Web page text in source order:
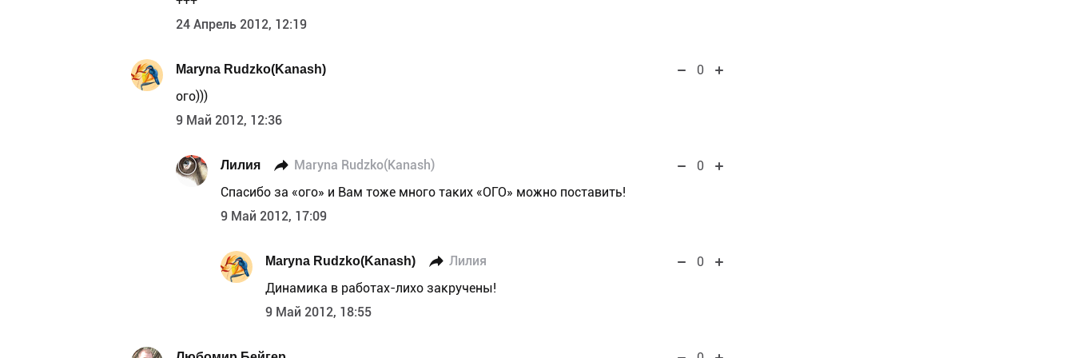
24 Апрель 2012, 12:19
Maryna Rudzko(Kanash)
0
ого)))
9 Май 2012, 12:36
Лилия Maryna Rudzko(Kanash)
0
Спасибо за «ого» и Вам тоже много таких «ОГО» можно поставить!
9 Май 2012, 17:09
Maryna Rudzko(Kanash) Лилия
0
Динамика в работах-лихо закручены!
9 Май 2012, 18:55